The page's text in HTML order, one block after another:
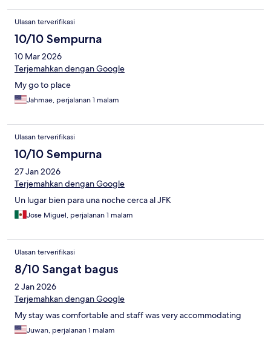
Ulasan terverifikasi
10/10 Sempurna
10 Mar 2026
Terjemahkan dengan Google
My go to place
Jahmae, perjalanan 1 malam
Ulasan terverifikasi
10/10 Sempurna
27 Jan 2026
Terjemahkan dengan Google
Un lugar bien para una noche cerca al JFK
Jose Miguel, perjalanan 1 malam
Ulasan terverifikasi
8/10 Sangat bagus
2 Jan 2026
Terjemahkan dengan Google
My stay was comfortable and staff was very accommodating
Juwan, perjalanan 1 malam